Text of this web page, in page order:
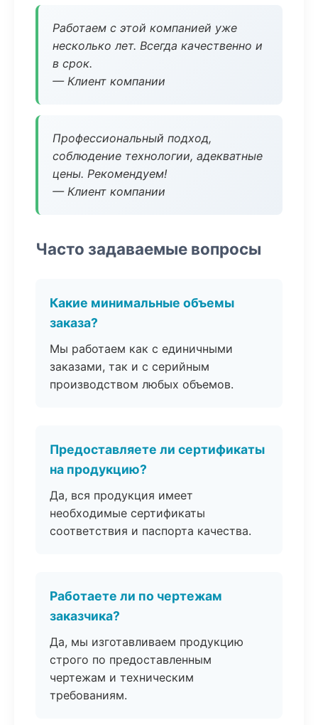
Работаем с этой компанией уже
несколько лет. Всегда качественно и
в срок.
— Клиент компании
Профессиональный подход,
соблюдение технологии, адекватные
цены. Рекомендуем!
— Клиент компании
Часто задаваемые вопросы
Какие минимальные объемы
заказа?
Мы работаем как с единичными
заказами, так и с серийным
производством любых объемов.
Предоставляете ли сертификаты
на продукцию?
Да, вся продукция имеет
необходимые сертификаты
соответствия и паспорта качества.
Работаете ли по чертежам
заказчика?
Да, мы изготавливаем продукцию
строго по предоставленным
чертежам и техническим
требованиям.